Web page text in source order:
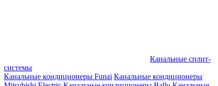
Канальные сплит-
системы
Канальные кондиционеры Funai Канальные кондиционеры